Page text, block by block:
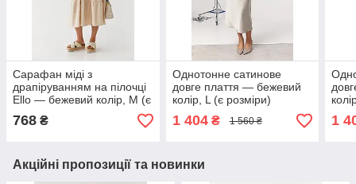
Сарафан міді з
драпіруванням на пілочці
Ello — бежевий колір, M (є
розміри)
768 ₴
Однотонне сатинове
довге плаття — бежевий
колір, L (є розміри)
1 404₴ 1 560 ₴ 1
Акційні пропозиції та новинки